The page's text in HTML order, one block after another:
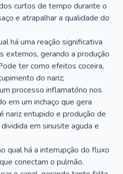
curtos de tempo durante o
e atrapalhar a qualidade do
há uma reação significativa
externos, gerando a produção
ter como efeitos coceira,
do nariz;
processo inflamatório nos
em um inchaço que gera
nariz entupido e produção de
em sinusite aguda e
qual há a interrupção do fluxo
conectam o pulmão.